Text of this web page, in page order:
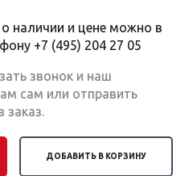
наличии и цене можно в
+7 (495) 204 27 05
звонок и наш
сам или отправить
заказ.
ДОБАВИТЬ В КОРЗИНУ